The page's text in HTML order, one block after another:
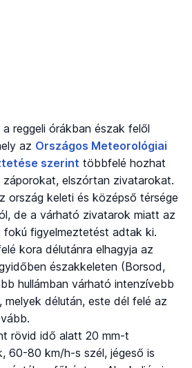
a reggeli órákban észak felől
az Országos Meteorológiai
szerint többfelé hozhat
elszórtan zivatarokat.
ország keleti és középső térsége
de a várható zivatarok miatt az
fokú figyelmeztetést adtak ki.
kora délutánra elhagyja az
északkeleten (Borsod,
hullámban várható intenzívebb
melyek délután, este dél felé az
rövid idő alatt 20 mm-t
60-80 km/h-s szél, jégeső is